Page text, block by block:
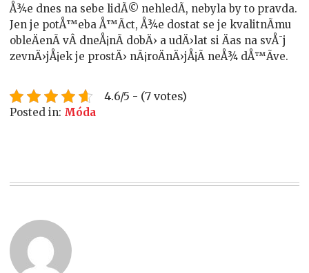
Å¾e dnes na sebe lidÃ© nehledÃ­, nebyla by to pravda.
Jen je potÅ™eba Å™Ã­ct, Å¾e dostat se je kvalitnÃ­mu
obleÄenÃ­ vÂ dneÅ¡nÃ­ dobÄ› a udÄ›lat si Äas na svÅ¯j
zevnÄ›jÅ¡ek je prostÄ› nÃ¡roÄnÄ›jÅ¡Ã­ neÅ¾ dÅ™Ã­ve.
4.6/5 - (7 votes)
Posted in: Móda